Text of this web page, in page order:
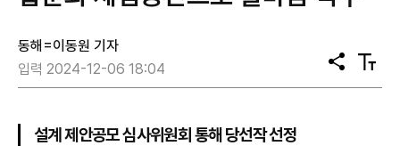
동해=이동원 기자
입력 2024-12-06 18:04
공
유
텍
스
설계 제안공모 심사위원회 통해 당선작 선정